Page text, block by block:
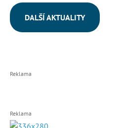
DALŠÍ AKTUALITY
Reklama
Reklama